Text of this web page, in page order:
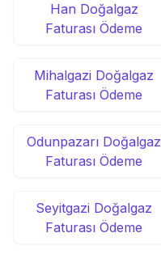
Han Doğalgaz
Faturası Ödeme
Mihalgazi Doğalgaz
Faturası Ödeme
Odunpazarı Doğalgaz
Faturası Ödeme
Seyitgazi Doğalgaz
Faturası Ödeme